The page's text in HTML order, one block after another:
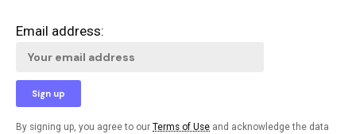
Email address:
By signing up, you agree to our Terms of Use and acknowledge the data